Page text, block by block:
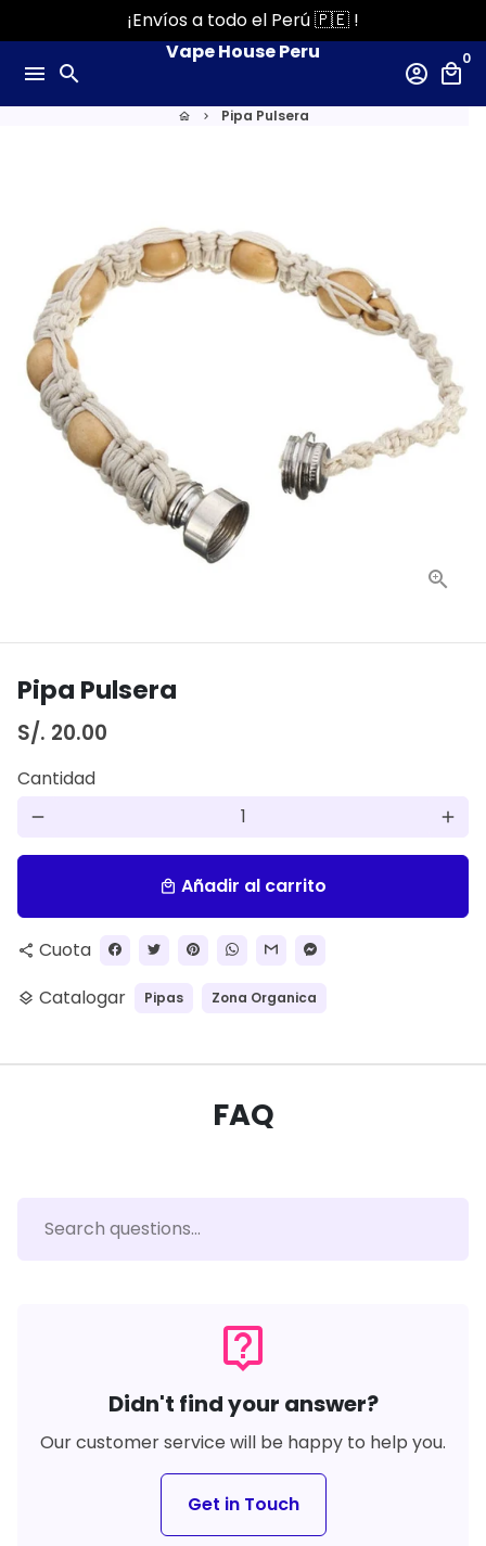
directamente
contenido
¡Envíos a todo el Perú 🇵🇪 !
menu search
Vape House Peru
account_circle local_mall
0
home keyboard_arrow_right Pipa Pulsera
Pipa Pulsera
S/. 20.00
Cantidad
remove add
local_mall Añadir al carrito
share Cuota
layers Catalogar Pipas Zona Organica
FAQ
live_help
Didn't find your answer?
Our customer service will be happy to help you.
Get in Touch